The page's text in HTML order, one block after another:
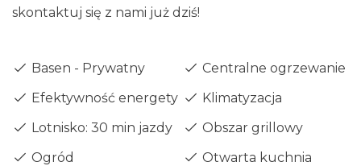
skontaktuj się z nami już dziś!
Basen - Prywatny
Centralne ogrzewanie -
Efektywność energetyczna - Klasa A
Klimatyzacja
Lotnisko: 30 min jazdy
Obszar grillowy
Ogród
Otwarta kuchnia